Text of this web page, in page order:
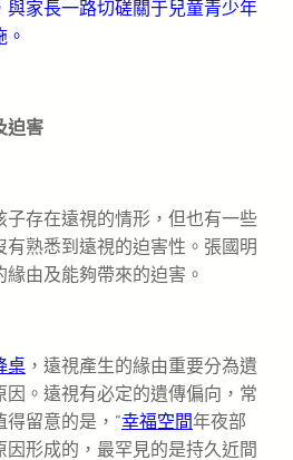
與家長一路切磋關于兒童青少年
害
存在遠視的情形，但也有一些
熟悉到遠視的迫害性。張國明
由及能夠帶來的迫害。
桌 ，遠視產生的緣由重要分為遺
。遠視有必定的遺傳偏向，常
留意的是，“幸福空間年夜部
因形成的，最罕見的是持久近間